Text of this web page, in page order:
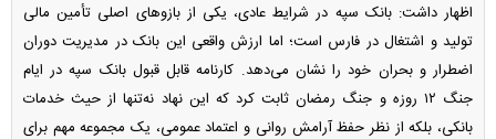
اظهار داشت: بانک سپه در شرایط عادی، یکی از بازو‌های اصلی تأمین مالی
تولید و اشتغال در فارس است؛ اما ارزش واقعی این بانک در مدیریت دوران
اضطرار و بحران خود را نشان می‌دهد. کارنامه قابل قبول بانک سپه در ایام
جنگ ۱۲ روزه و جنگ رمضان ثابت کرد که این نهاد نه‌تنها از حیث خدمات
بانکی، بلکه از نظر حفظ آرامش روانی و اعتماد عمومی، یک مجموعه مهم برای